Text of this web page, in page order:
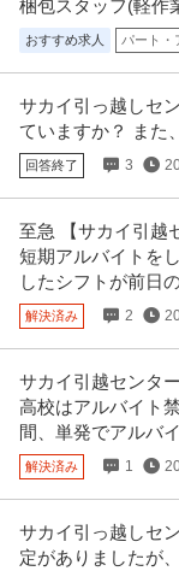
梱包スタッフ(軽作
おすすめ求人 パート・
サカイ引っ越しセ
ていますか？ また
回答終了 3
至急 【サカイ引越
短期アルバイトを
したシフトが前日
解決済み 2
サカイ引越センタ
高校はアルバイト
間、単発でアルバ
解決済み 1
サカイ引っ越しセ
定がありましたが